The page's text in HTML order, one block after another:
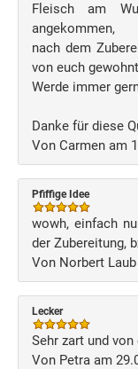
Fleisch am
angekommen,
nach dem
von euch
Werde immer
Danke für diese
Von Carmen am
Pfiffige Idee
wowh, einfach
der Zubereitung,
Von Norbert
Lecker
Sehr zart und
Von Petra am